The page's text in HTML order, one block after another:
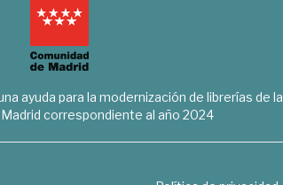
ayuda para la modernización de librerías de la
correspondiente al año 2024